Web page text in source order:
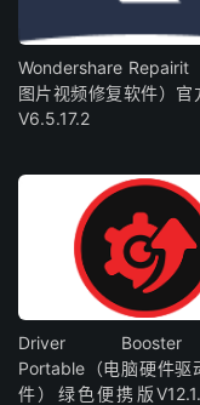
Wondershare Repairit
图片视频修复软件）官
V6.5.17.2
Driver
Portable（电脑硬件驱
件）绿色便携版